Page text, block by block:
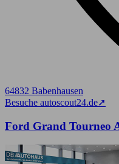
64832 Babenhausen
Besuche autoscout24.de➚
Ford Grand Tourneo